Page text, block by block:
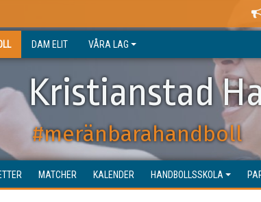
DAM ELIT VÅRA LAG
Kristianstad
#meränbarahandboll
MATCHER KALENDER HANDBOLLSSKOLA